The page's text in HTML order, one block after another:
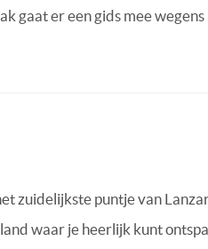
gaat er een gids mee
zuidelijkste puntje van
waar je heerlijk kunt